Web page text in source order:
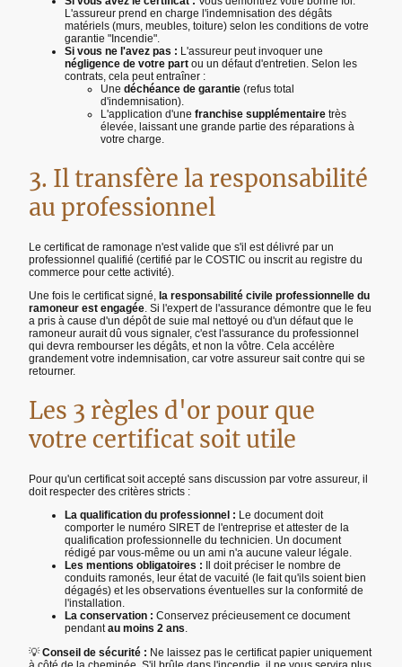
L'assureur prend en charge l'indemnisation des dégâts
matériels (murs, meubles, toiture) selon les conditions de votre
garantie "Incendie".
Si vous ne l'avez pas : L'assureur peut invoquer une
négligence de votre part ou un défaut d'entretien. Selon les
contrats, cela peut entraîner :
Une déchéance de garantie (refus total
d'indemnisation).
L'application d'une franchise supplémentaire très
élevée, laissant une grande partie des réparations à
votre charge.
3. Il transfère la responsabilité
au professionnel
Le certificat de ramonage n'est valide que s'il est délivré par un
professionnel qualifié (certifié par le COSTIC ou inscrit au registre du
commerce pour cette activité).
Une fois le certificat signé, la responsabilité civile professionnelle du
ramoneur est engagée. Si l'expert de l'assurance démontre que le feu
a pris à cause d'un dépôt de suie mal nettoyé ou d'un défaut que le
ramoneur aurait dû vous signaler, c'est l'assurance du professionnel
qui devra rembourser les dégâts, et non la vôtre. Cela accélère
grandement votre indemnisation, car votre assureur sait contre qui se
retourner.
Les 3 règles d'or pour que
votre certificat soit utile
Pour qu'un certificat soit accepté sans discussion par votre assureur, il
doit respecter des critères stricts :
La qualification du professionnel : Le document doit
comporter le numéro SIRET de l'entreprise et attester de la
qualification professionnelle du technicien. Un document
rédigé par vous-même ou un ami n'a aucune valeur légale.
Les mentions obligatoires : Il doit préciser le nombre de
conduits ramonés, leur état de vacuité (le fait qu'ils soient bien
dégagés) et les observations éventuelles sur la conformité de
l'installation.
La conservation : Conservez précieusement ce document
pendantau moins 2 ans.
💡Conseil de sécurité : Ne laissez pas le certificat papier uniquement